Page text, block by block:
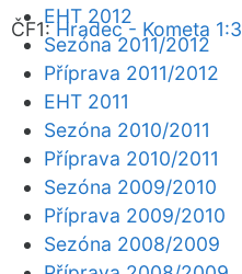
ČF1:Hradec - Kometa 1:3
EHT 2012
Sezóna 2011/2012
Příprava 2011/2012
EHT 2011
Sezóna 2010/2011
Příprava 2010/2011
Sezóna 2009/2010
Příprava 2009/2010
Sezóna 2008/2009